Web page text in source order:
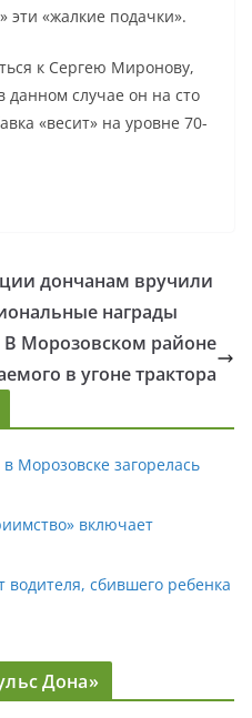
эти «жалкие подачки».
к Сергею Миронову,
данном случае он на сто
«весит» на уровне 70-
дончанам вручили
награды
В Морозовском районе
в угоне трактора
Морозовске загорелась
включает
сбившего ребенка
Дона»